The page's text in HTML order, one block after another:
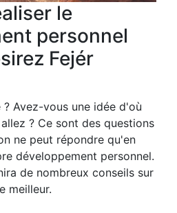
le
personnel
Fejér
Avez-vous une idée d'où
? Ce sont des questions
ne peut répondre qu'en
développement personnel.
de nombreux conseils sur
meilleur.